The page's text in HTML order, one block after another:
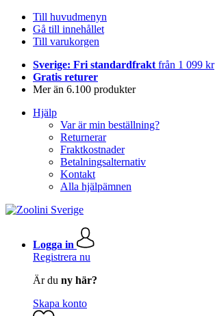
Till huvudmenyn
Gå till innehållet
Till varukorgen
Sverige: Fri standardfrakt från 1 099 kr
Gratis returer
Mer än 6.100 produkter
Hjälp
Var är min beställning?
Returnerar
Fraktkostnader
Betalningsalternativ
Kontakt
Alla hjälpämnen
Logga in
Registrera nu
Är du ny här?
Skapa konto